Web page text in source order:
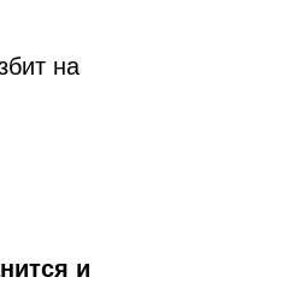
на
и